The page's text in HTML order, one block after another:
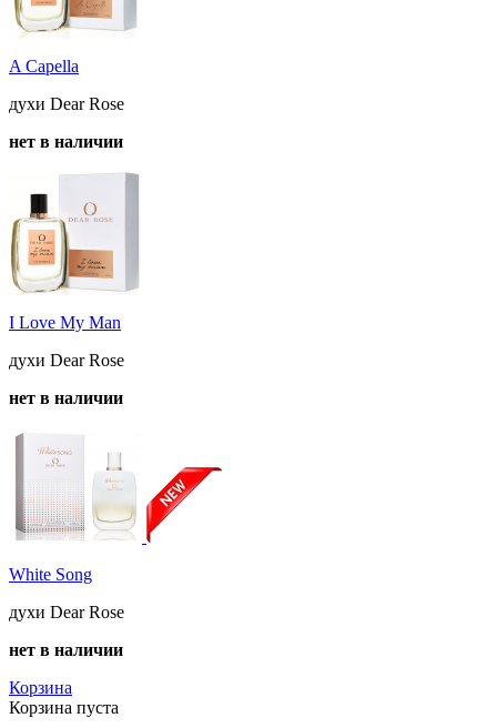
A Capella
духи Dear Rose
нет в наличии
I Love My Man
духи Dear Rose
нет в наличии
White Song
духи Dear Rose
нет в наличии
Корзина
Корзина пуста